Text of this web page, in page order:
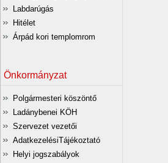
Labdarúgás
Hitélet
Árpád kori templomrom
Önkormányzat
Polgármesteri köszöntő
Ladánybenei KÖH
Szervezet vezetői
AdatkezelésiTájékoztató
Helyi jogszabályok